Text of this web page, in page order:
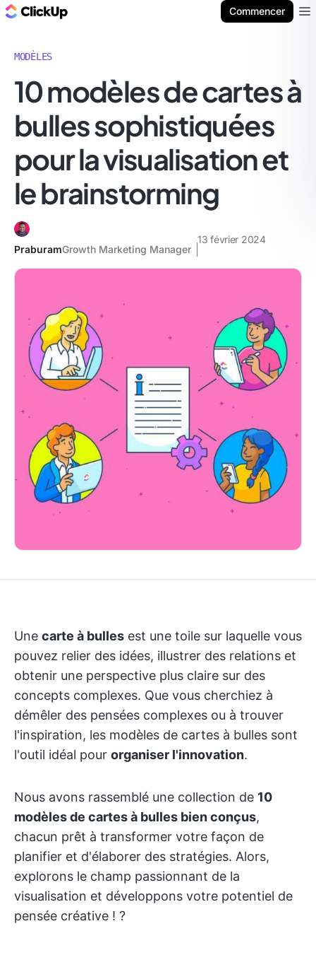
Commencer
MODÈLES
10 modèles de cartes à
bulles sophistiquées
pour la visualisation et
le brainstorming
PraburamGrowth Marketing Manager
13 février 2024
Une carte à bulles est une toile sur laquelle vous
pouvez relier des idées, illustrer des relations et
obtenir une perspective plus claire sur des
concepts complexes. Que vous cherchiez à
démêler des pensées complexes ou à trouver
l'inspiration, les modèles de cartes à bulles sont
l'outil idéal pour organiser l'innovation.
Nous avons rassemblé une collection de 10
modèles de cartes à bulles bien conçus,
chacun prêt à transformer votre façon de
planifier et d'élaborer des stratégies. Alors,
explorons le champ passionnant de la
visualisation et développons votre potentiel de
pensée créative ! ?